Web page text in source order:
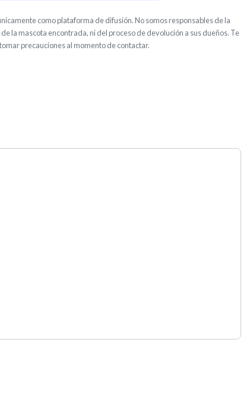
como plataforma de difusión. No somos responsables de la
la mascota encontrada, ni del proceso de devolución a sus dueños. Te
precauciones al momento de contactar.